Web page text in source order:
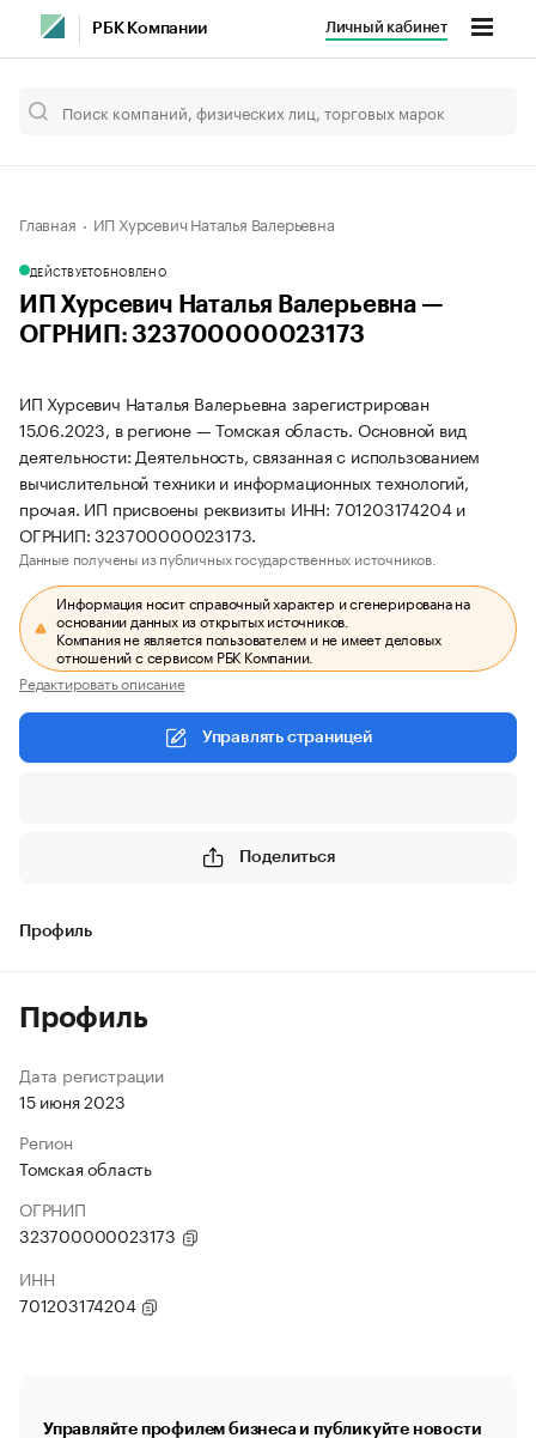
РБК Компании Личный кабинет
Главная ИП Хурсевич Наталья Валерьевна
ДЕЙСТВУЕТОБНОВЛЕНО
ИП Хурсевич Наталья Валерьевна —
ОГРНИП: 323700000023173
ИП Хурсевич Наталья Валерьевна зарегистрирован
15.06.2023, в регионе — Томская область. Основной вид
деятельности: Деятельность, связанная с использованием
вычислительной техники и информационных технологий,
прочая. ИП присвоены реквизиты ИНН: 701203174204 и
ОГРНИП: 323700000023173.
Данные получены из публичных государственных источников.
Информация носит справочный характер и сгенерирована на
основании данных из открытых источников.
Компания не является пользователем и не имеет деловых
отношений с сервисом РБК Компании.
Редактировать описание
Управлять страницей
Поделиться
Профиль
Профиль
Дата регистрации
15 июня 2023
Регион
Томская область
ОГРНИП
323700000023173
ИНН
701203174204
Управляйте профилем бизнеса и публикуйте новости